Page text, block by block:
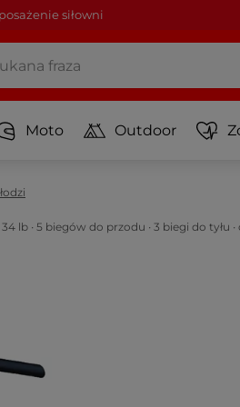
siłowni
Moto Outdoor
lb ∙ 5 biegów do przodu ∙ 3 biegi do tyłu